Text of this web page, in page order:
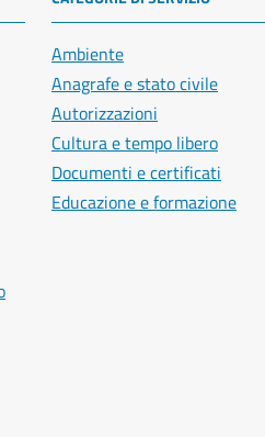
Ambiente
Anagrafe e stato civile
Autorizzazioni
Cultura e tempo libero
Documenti e certificati
Educazione e formazione